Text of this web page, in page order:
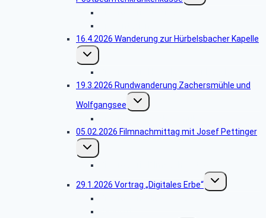
16.4.2026 Wanderung zur Hürbelsbacher Kapelle
Untermenü
umschalten
19.3.2026 Rundwanderung Zachersmühle und
Wolfgangsee
Untermenü
umschalten
05.02.2026 Filmnachmittag mit Josef Pettinger
Untermenü
umschalten
29.1.2026 Vortrag „Digitales Erbe“
Untermenü
umschalten